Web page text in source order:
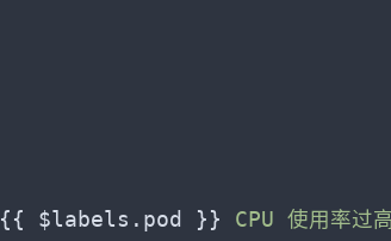
{{ $labels.pod }} CPU 使用率过